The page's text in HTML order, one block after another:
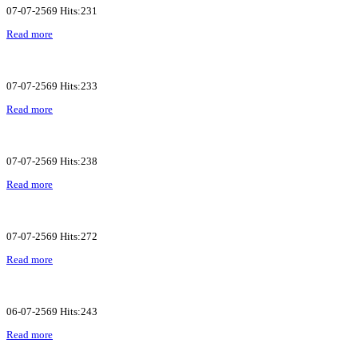
07-07-2569 Hits:231
Read more
07-07-2569 Hits:233
Read more
07-07-2569 Hits:238
Read more
07-07-2569 Hits:272
Read more
06-07-2569 Hits:243
Read more